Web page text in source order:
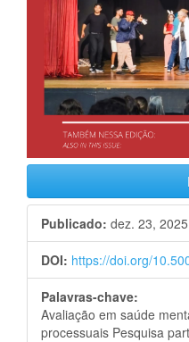
Publicado: dez. 23, 2025
DOI: https://doi.org/
Palavras-chave:
Avaliação em saúde
processuais Pesquisa